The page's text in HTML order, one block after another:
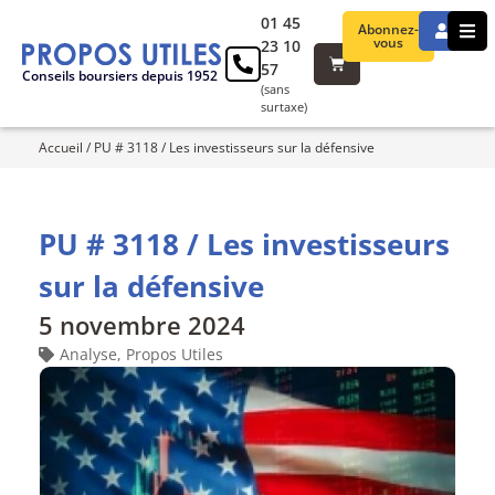
Conseils boursiers depuis 1952
Abonnez-
vous
01 45
23 10
57
(sans
surtaxe)
Accueil / PU # 3118 / Les investisseurs sur la défensive
PU # 3118 / Les investisseurs
sur la défensive
5 novembre 2024
Analyse, Propos Utiles